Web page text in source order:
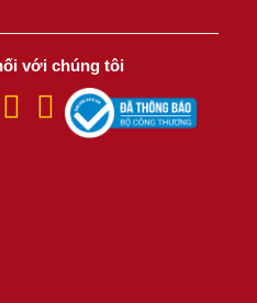
với chúng tôi